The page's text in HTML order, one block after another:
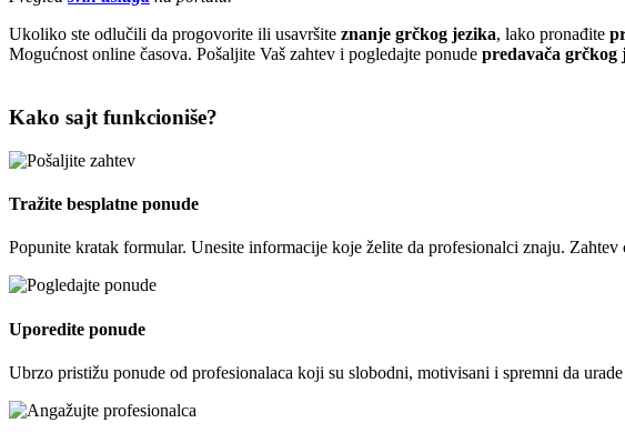
Ukoliko ste odlučili da progovorite ili usavršite znanje grčkog jezika, lako pronađite
Mogućnost online časova. Pošaljite Vaš zahtev i pogledajte ponude predavača grčkog
Kako sajt funkcioniše?
Tražite besplatne ponude
Popunite kratak formular. Unesite informacije koje želite da profesionalci znaju.
Uporedite ponude
Ubrzo pristižu ponude od profesionalaca koji su slobodni, motivisani i spremni da